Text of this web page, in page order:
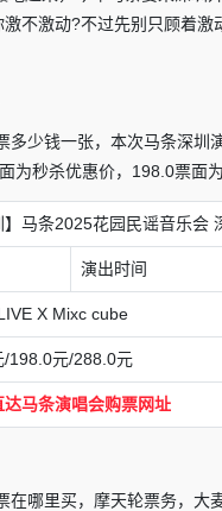
不激动?不过先别只顾着
多少钱一张，本次马条深
为秒杀优惠价，198.0票面
】马条2025花园民谣音乐会
演出时间
X Mixc cube
/198.0元/288.0元
达马条演唱会购票网址
在哪里买，摩天轮票务，